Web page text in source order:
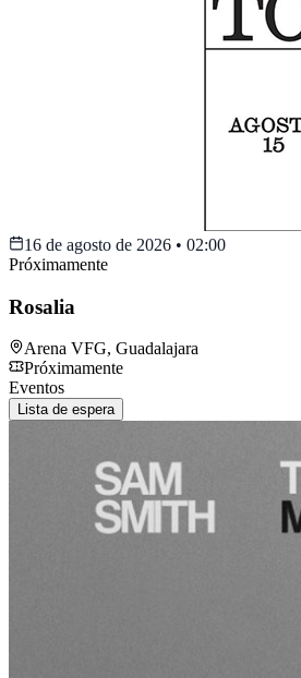
16 de agosto de 2026 • 02:00
Próximamente
Rosalia
Arena VFG, Guadalajara
Próximamente
Eventos
Lista de espera